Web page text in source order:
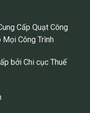
Cấp Quạt Công
Công Trình
bởi Chi cục Thuế